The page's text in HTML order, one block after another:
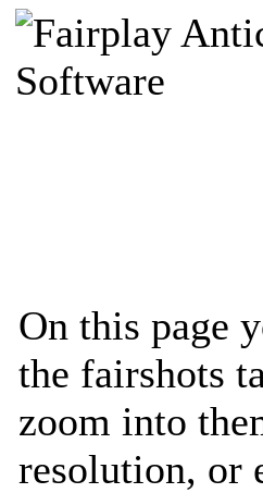
On this page
the fairshots
zoom into
resolution, or